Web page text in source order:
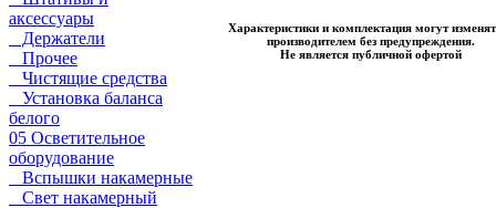
аксессуары
Держатели
Прочее
Чистящие средства
Установка баланса
белого
05 Осветительное
оборудование
Вспышки накамерные
Свет накамерный
Характеристики и комплектация могут
производителем без предупреждения.
Не является публичной офертой